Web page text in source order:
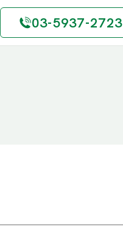
03-5937-2723